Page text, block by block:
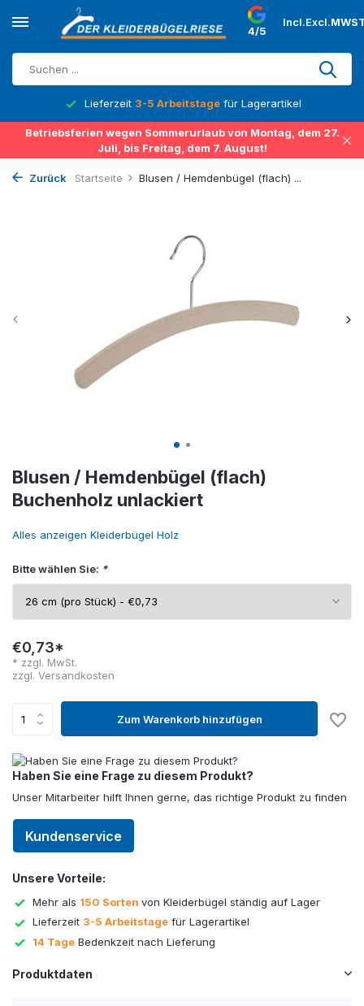
4/5
Incl.Excl.
Lieferzeit 3-5 Arbeitstage für Lagerartikel
Betriebsferien wegen Sommerurlaub von Montag, dem 27.
Juli, bis Freitag, dem 7. August!
Zurück Startseite Blusen / Hemdenbügel (flach) ...
Blusen / Hemdenbügel (flach)
Buchenholz unlackiert
Alles anzeigen Kleiderbügel Holz
Bitte wählen Sie: *
€0,73*
* zzgl. MwSt.
zzgl. Versandkosten
Zum Warenkorb hinzufügen
Haben Sie eine Frage zu diesem Produkt?
Unser Mitarbeiter hilft Ihnen gerne, das richtige Produkt zu finden
Kundenservice
Unsere Vorteile:
Mehr als 150 Sorten von Kleiderbügel ständig auf Lager
Lieferzeit 3-5 Arbeitstage für Lagerartikel
14 Tage Bedenkzeit nach Lieferung
Produktdaten